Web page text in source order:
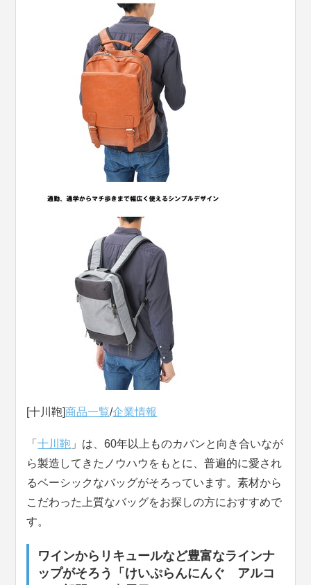
[十川鞄]商品一覧/企業情報
「十川鞄 」は、60年以上ものカバンと向き合いなが
ら製造してきたノウハウをもとに、普遍的に愛され
るベーシックなバッグがそろっています。素材から
こだわった上質なバッグをお探しの方におすすめで
す。
ワインからリキュールなど豊富なラインナ
ップがそろう「けいぷらんにんぐ アルコ